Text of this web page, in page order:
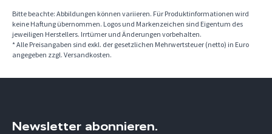
Bitte beachte: Abbildungen können variieren. Für Produktinformationen wird
keine Haftung übernommen. Logos und Markenzeichen sind Eigentum des
jeweiligen Herstellers. Irrtümer und Änderungen vorbehalten.
* Alle Preisangaben sind exkl. der gesetzlichen Mehrwertsteuer (netto) in Euro
angegeben zzgl. Versandkosten.
Newsletter abonnieren.